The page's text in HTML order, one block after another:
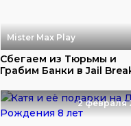
Mister Max Play
Сбегаем из Тюрьмы и
Грабим Банки в Jail
2 февраля